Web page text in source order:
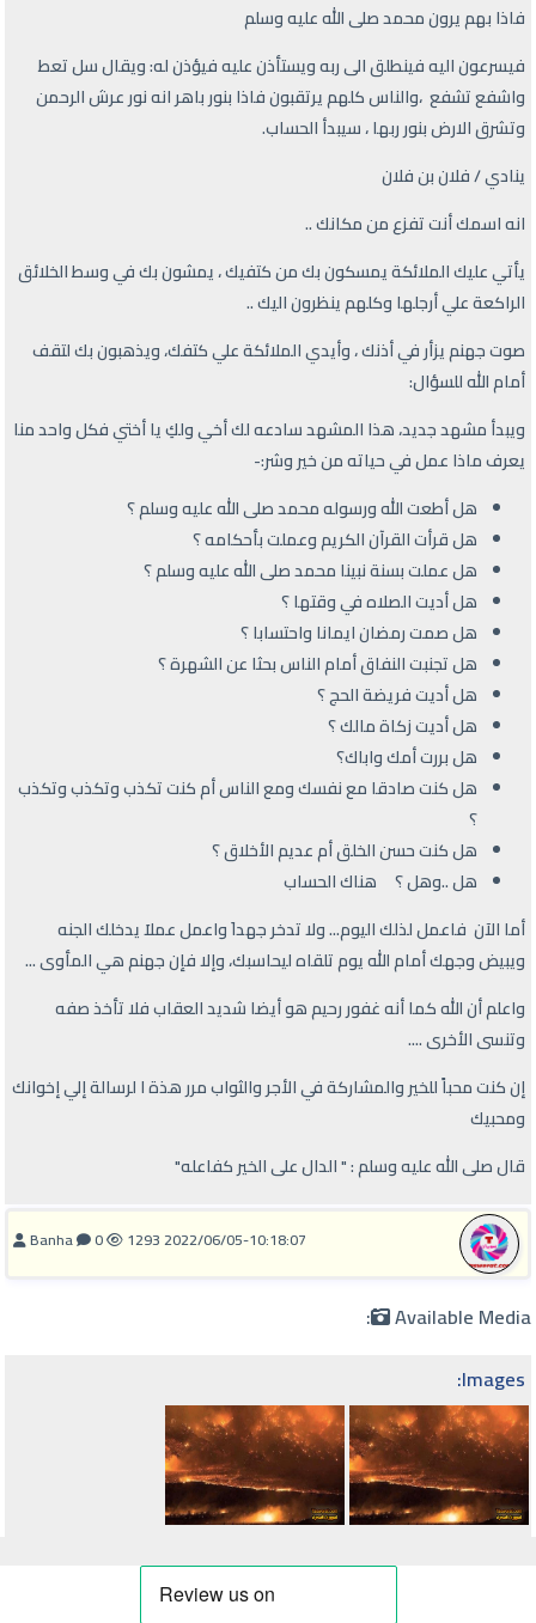
فاذا بهم يرون محمد صلى الله عليه وسلم
فيسرعون اليه فينطلق الى ربه ويستأذن عليه فيؤذن له: ويقال سل تعط
واشفع تشفع ،والناس كلهم يرتقبون فاذا بنور باهر انه نور عرش الرحمن
وتشرق الارض بنور ربها ، سيبدأ الحساب.
ينادي / فلان بن فلان
انه اسمك أنت تفزع من مكانك ..
يأتي عليك الملائكة يمسكون بك من كتفيك ، يمشون بك في وسط الخلائق
الراكعة علي أرجلها وكلهم ينظرون اليك ..
صوت جهنم يزأر في أذنك ، وأيدي الملائكة علي كتفك، ويذهبون بك لتقف
أمام الله للسؤال:
ويبدأ مشهد جديد، هذا المشهد سادعه لك أخي ولكِ يا أختي فكل واحد منا
يعرف ماذا عمل في حياته من خير وشر:-
هل أطعت الله ورسوله محمد صلى الله عليه وسلم ؟
هل قرأت القرآن الكريم وعملت بأحكامه ؟
هل عملت بسنة نبينا محمد صلى الله عليه وسلم ؟
هل أديت الصلاه في وقتها ؟
هل صمت رمضان ايمانا واحتسابا ؟
هل تجنبت النفاق أمام الناس بحثا عن الشهرة ؟
هل أديت فريضة الحج ؟
هل أديت زكاة مالك ؟
هل بررت أمك واباك؟
هل كنت صادقا مع نفسك ومع الناس أم كنت تكذب وتكذب وتكذب
؟
هل كنت حسن الخلق أم عديم الأخلاق ؟
هل ..وهل ؟ هناك الحساب
أما الآن فاعمل لذلك اليوم... ولا تدخر جهداَ واعمل عملاَ يدخلك الجنه
ويبيض وجهك أمام الله يوم تلقاه ليحاسبك، وإلا فإن جهنم هي المأوى ...
واعلم أن الله كما أنه غفور رحيم هو أيضا شديد العقاب فلا تأخذ صفه
وتنسى الأخرى ....
إن كنت محباً للخير والمشاركة في الأجر والثواب مرر هذة ا لرسالة إلي إخوانك
ومحبيك
قال صلى الله عليه وسلم : " الدال على الخير كفاعله"
Banha 0 12932022/06/05-10:18:07
Available Media:
Images: